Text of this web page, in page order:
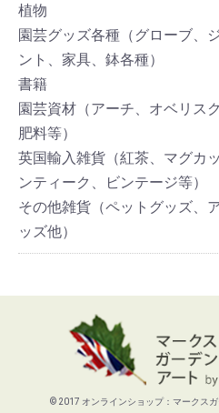
植物
園芸グッズ各種（グローブ、
ント、家具、鉢各種）
書籍
園芸資材（アーチ、オベリス
肥料等）
英国輸入雑貨（紅茶、マグカ
ンティーク、ビンテージ等）
その他雑貨（ペットグッズ、
ッズ他）
© 2017 オンラインショップ：マークス